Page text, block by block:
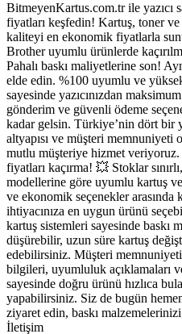
BitmeyenKartus.com.tr ile yazıcı
fiyatları keşfedin! Kartuş, toner
kaliteyi en ekonomik fiyatlarla
Brother uyumlu ürünlerde
Pahalı baskı maliyetlerine son!
elde edin. %100 uyumlu ve
sayesinde yazıcınızdan
gönderim ve güvenli ödeme
kadar gelsin. Türkiye’nin dört bir
altyapısı ve müşteri memnuniyeti
mutlu müşteriye hizmet
fiyatları kaçırma! 💥 Stoklar
modellerine göre uyumlu kartuş
ve ekonomik seçenekler arasında
ihtiyacınıza en uygun ürünü
kartuş sistemleri sayesinde baskı
düşürebilir, uzun süre kartuş
edebilirsiniz. Müşteri
bilgileri, uyumluluk açıklamaları
sayesinde doğru ürünü hızlıca
yapabilirsiniz. Siz de bugün
ziyaret edin, baskı
İletişim